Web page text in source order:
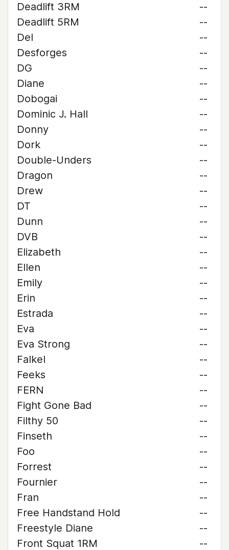
Deadlift 3RM
--
Deadlift 5RM
--
Del
--
Desforges
--
DG
--
Diane
--
Dobogai
--
Dominic J. Hall
--
Donny
--
Dork
--
Double-Unders
--
Dragon
--
Drew
--
DT
--
Dunn
--
DVB
--
Elizabeth
--
Ellen
--
Emily
--
Erin
--
Estrada
--
Eva
--
Eva Strong
--
Falkel
--
Feeks
--
FERN
--
Fight Gone Bad
--
Filthy 50
--
Finseth
--
Foo
--
Forrest
--
Fournier
--
Fran
--
Free Handstand Hold
--
Freestyle Diane
--
Front Squat 1RM
--